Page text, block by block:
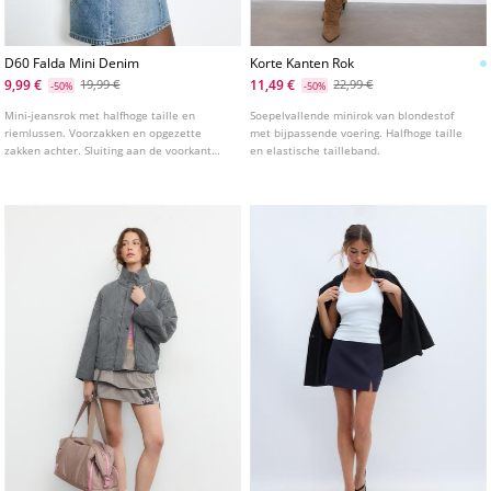
D60 Falda Mini Denim
9,99 €
-50% 19,99 €
Mini-jeansrok met halfhoge taille en
riemlussen. Voorzakken en opgezette
zakken achter. Sluiting aan de voorkant
Korte Kanten Rok
11,49 €
-50% 22,99 €
Soepelvallende minirok van blondestof
met bijpassende voering. Halfhoge taille
en elastische tailleband.